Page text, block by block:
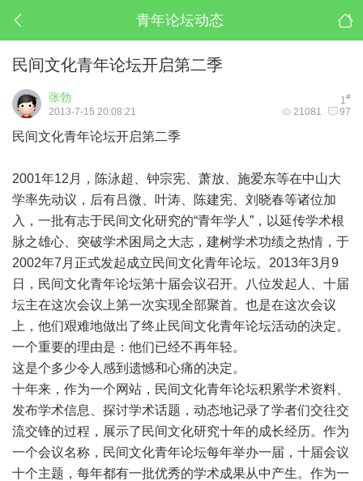
青年论坛动态
民间文化青年论坛开启第二季
1#
张勃
21081 97
2013-7-15 20:08:21
民间文化青年论坛开启第二季
2001年12月，陈泳超、钟宗宪、萧放、施爱东等在中山大
学率先动议，后有吕微、叶涛、陈建宪、刘晓春等诸位加
入，一批有志于民间文化研究的“青年学人”，以延传学术根
脉之雄心、突破学术困局之大志，建树学术功绩之热情，于
2002年7月正式发起成立民间文化青年论坛。2013年3月9
日，民间文化青年论坛第十届会议召开。八位发起人、十届
坛主在这次会议上第一次实现全部聚首。也是在这次会议
上，他们艰难地做出了终止民间文化青年论坛活动的决定。
一个重要的理由是：他们已经不再年轻。
这是个多少令人感到遗憾和心痛的决定。
十年来，作为一个网站，民间文化青年论坛积累学术资料、
发布学术信息、探讨学术话题，动态地记录了学者们交往交
流交锋的过程，展示了民间文化研究十年的成长经历。作为
一个会议名称，民间文化青年论坛每年举办一届，十届会议
十个主题，每年都有一批优秀的学术成果从中产生。作为一